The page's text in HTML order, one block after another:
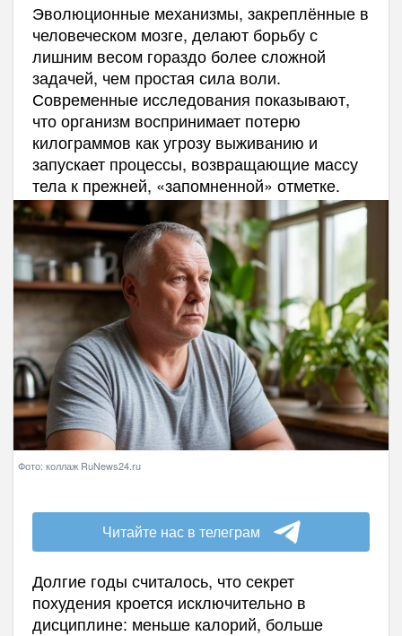
Эволюционные механизмы, закреплённые в
человеческом мозге, делают борьбу с
лишним весом гораздо более сложной
задачей, чем простая сила воли.
Современные исследования показывают,
что организм воспринимает потерю
килограммов как угрозу выживанию и
запускает процессы, возвращающие массу
тела к прежней, «запомненной» отметке.
Фото: коллаж RuNews24.ru
Читайте нас в телеграм
Долгие годы считалось, что секрет
похудения кроется исключительно в
дисциплине: меньше калорий, больше